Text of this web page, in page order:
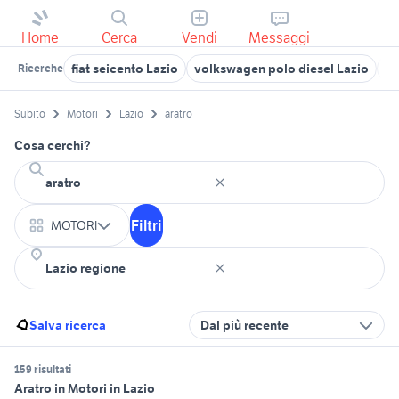
Home Cerca Vendi Messaggi
Ricerche fiat seicento Lazio volkswagen polo diesel Lazio
Subito Motori Lazio aratro
Cosa cerchi?
MOTORI Filtri
Salva ricerca Dal più recente
159 risultati
Aratro in Motori in Lazio